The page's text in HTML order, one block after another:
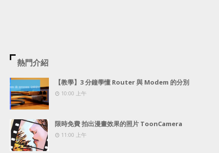
熱門介紹
【教學】3 分鐘學懂 Router 與 Modem 的分別
10:00 上午
限時免費 拍出漫畫效果的照片 ToonCamera
11:00 上午